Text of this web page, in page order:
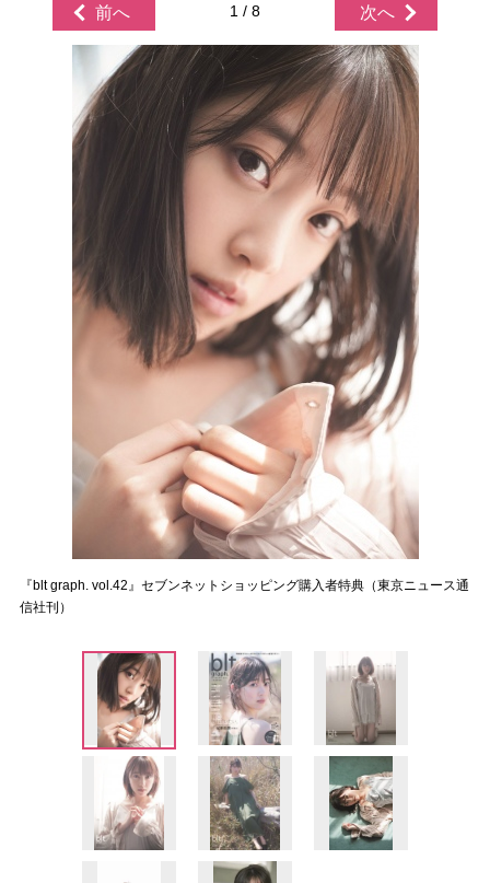
前へ 1 / 8 次へ
『blt graph. vol.42』セブンネットショッピング購入者特典（東京ニュース通
信社刊）